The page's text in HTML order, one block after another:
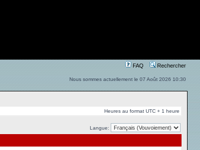
FAQ Rechercher
Nous sommes actuellement le 07 Août 2026 10:30
Heures au format UTC + 1 heure
Langue: